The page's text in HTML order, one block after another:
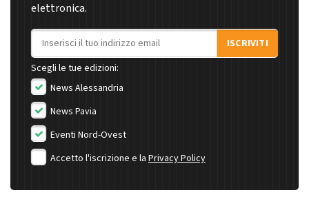
elettronica.
Indirizzo email
ISCRIVITI
Scegli le tue edizioni:
News Alessandria
News Pavia
Eventi Nord-Ovest
Accetto l'iscrizione e la Privacy Policy